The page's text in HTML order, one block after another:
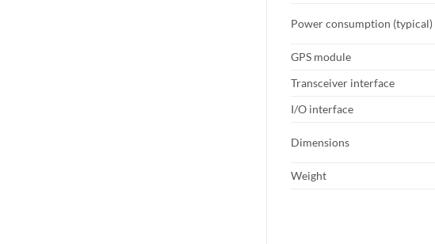
Power consumption (typical)
GPS module
Transceiver interface
I/O interface
Dimensions
Weight